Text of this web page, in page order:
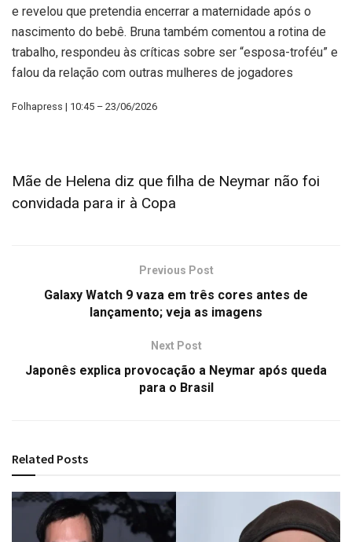
e revelou que pretendia encerrar a maternidade após o
nascimento do bebê. Bruna também comentou a rotina de
trabalho, respondeu às críticas sobre ser “esposa-troféu” e
falou da relação com outras mulheres de jogadores
Folhapress | 10:45 – 23/06/2026
Mãe de Helena diz que filha de Neymar não foi
convidada para ir à Copa
Previous Post
Galaxy Watch 9 vaza em três cores antes de
lançamento; veja as imagens
Next Post
Japonês explica provocação a Neymar após queda
para o Brasil
Related Posts